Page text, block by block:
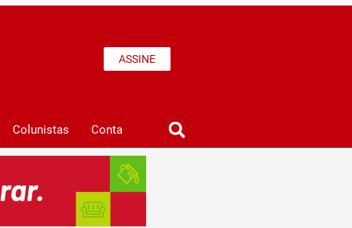
ASSINE
Colunistas Conta